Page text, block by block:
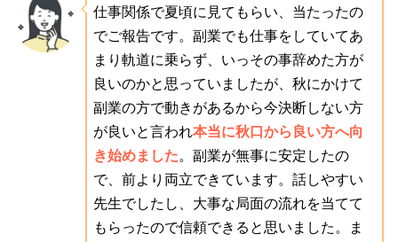
仕事関係で夏頃に見てもらい、当たったの
でご報告です。副業でも仕事をしていてあ
まり軌道に乗らず、いっその事辞めた方が
良いのかと思っていましたが、秋にかけて
副業の方で動きがあるから今決断しない方
が良いと言われ本当に秋口から良い方へ向
き始めました。副業が無事に安定したの
で、前より両立できています。話しやすい
先生でしたし、大事な局面の流れを当てて
もらったので信頼できると思いました。ま